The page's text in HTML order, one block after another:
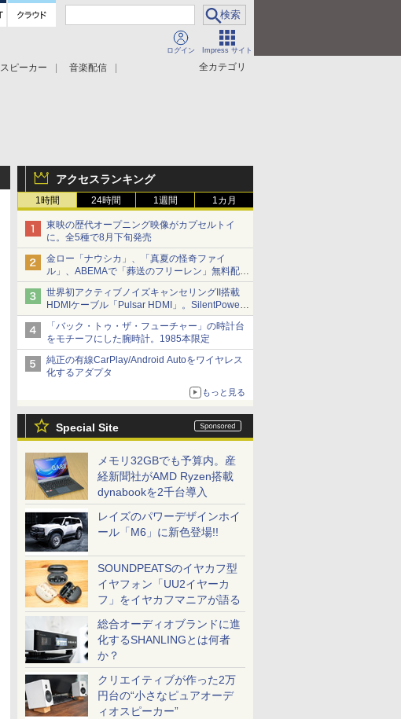
ログイン Impress サイト
全カテゴリ
スピーカー
音楽配信
アクセスランキング
1時間 24時間 1週間 1カ月
東映の歴代オープニング映像がカプセルトイ
に。全5種で8月下旬発売
金ロー「ナウシカ」、「真夏の怪奇ファイ
ル」、ABEMAで「葬送のフリーレン」無料配信
など。夏の特番・配信情報
世界初アクティブノイズキャンセリングII搭載
HDMIケーブル「Pulsar HDMI」。SilentPower
から
「バック・トゥ・ザ・フューチャー」の時計台
をモチーフにした腕時計。1985本限定
純正の有線CarPlay/Android Autoをワイヤレス
化するアダプタ
もっと見る
Special Site
メモリ32GBでも予算内。産
経新聞社がAMD Ryzen搭載
dynabookを2千台導入
レイズのパワーデザインホイ
ール「M6」に新色登場!!
SOUNDPEATSのイヤカフ型
イヤフォン「UU2イヤーカ
フ」をイヤカフマニアが語る
総合オーディオブランドに進
化するSHANLINGとは何者
か？
クリエイティブが作った2万
円台の“小さなピュアオーデ
ィオスピーカー”